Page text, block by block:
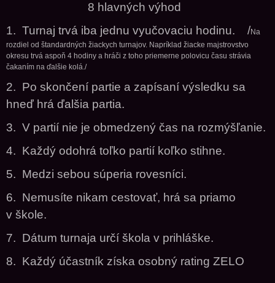
8 hlavných výhod
1. Turnaj trvá iba jednu vyučovaciu hodinu.
/Na
rozdiel od štandardných žiackych turnajov. Napríklad žiacke majstrovstvo
okresu trvá aspoň 4 hodiny a hráči z toho priemerne polovicu času strávia
čakaním na ďalšie kolá./
2. Po skončení partie a zapísaní výsledku sa
hneď hrá ďalšia partia.
3. V partií nie je obmedzený čas na rozmýšľanie.
4. Každý odohrá toľko partií koľko stihne.
5. Medzi sebou súperia rovesníci.
6. Nemusíte nikam cestovať, hrá sa priamo
v škole.
7. Dátum turnaja určí škola v prihláške.
8. Každý účastník získa osobný rating ZELO